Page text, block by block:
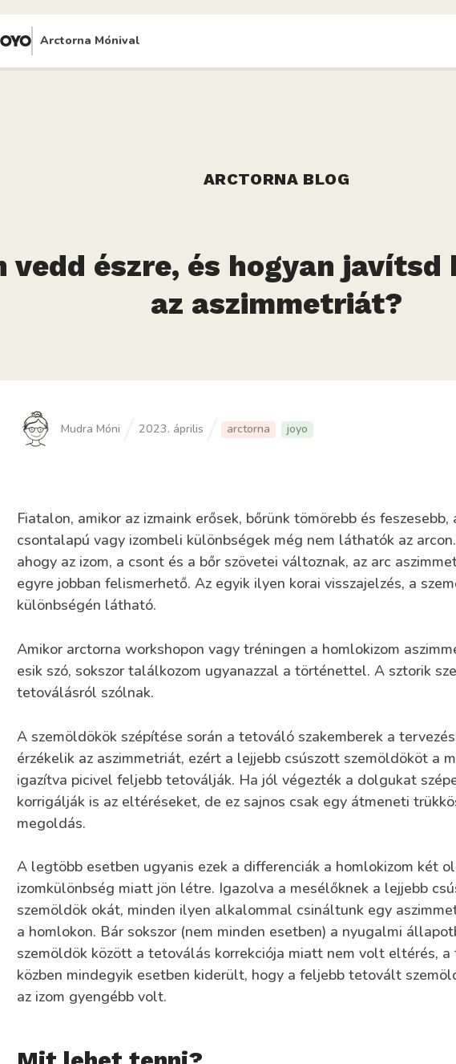
Arctorna Mónival
ARCTORNA BLOG
vedd észre, és hogyan
az aszimmetriát?
Mudra Móni 2023. április arctorna joyo
Fiatalon, amikor az izmaink erősek, bőrünk tömörebb és feszesebb,
csontalapú vagy izombeli különbségek még nem láthatók az
ahogy az izom, a csont és a bőr szövetei változnak, az arc
egyre jobban felismerhető. Az egyik ilyen korai visszajelzés, a
különbségén látható.
Amikor arctorna workshopon vagy tréningen a homlokizom
esik szó, sokszor találkozom ugyanazzal a történettel. A sztorik
tetoválásról szólnak.
A szemöldökök szépítése során a tetováló szakemberek a
érzékelik az aszimmetriát, ezért a lejjebb csúszott szemöldököt a
igazítva picivel feljebb tetoválják. Ha jól végezték a dolgukat
korrigálják is az eltéréseket, de ez sajnos csak egy átmeneti
megoldás.
A legtöbb esetben ugyanis ezek a differenciák a homlokizom két
izomkülönbség miatt jön létre. Igazolva a mesélőknek a lejjebb
szemöldök okát, minden ilyen alkalommal csináltunk egy
a homlokon. Bár sokszor (nem minden esetben) a nyugalmi
szemöldök között a tetoválás korrekciója miatt nem volt eltérés, a
közben mindegyik esetben kiderült, hogy a feljebb tetovált
az izom gyengébb volt.